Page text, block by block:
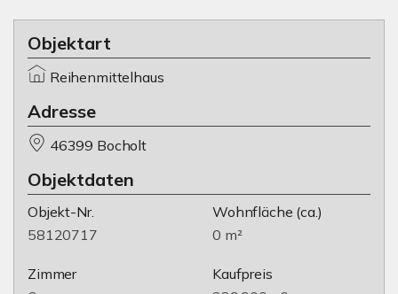
Objektart
Reihenmittelhaus
Adresse
46399 Bocholt
Objektdaten
Objekt-Nr.
58120717
Wohnfläche (ca.)
0 m²
Zimmer
Kaufpreis